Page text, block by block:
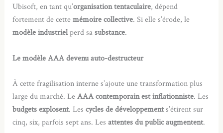
Ubisoft, en tant qu’organisation tentaculaire, dépend
fortement de cettemémoire collective. Si elle s’érode, le
modèle industrielperd sasubstance.
Le modèle AAA devenu auto-destructeur
À cette fragilisation interne s’ajoute une transformation plus
large du marché. LeAAA contemporain est inflationniste. Les
budgets explosent. Lescycles de développements’étirent sur
cinq, six, parfois sept ans. Lesattentes du public augmentent.